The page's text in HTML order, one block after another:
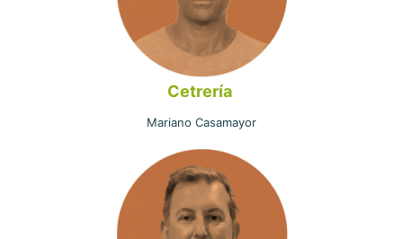
Cetrería
Mariano Casamayor